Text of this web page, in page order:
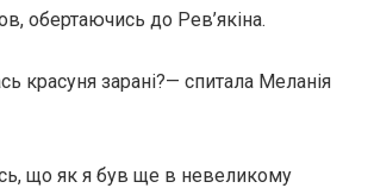
обертаючись до Рев’якіна.
красуня зарані?— спитала Меланія
що як я був ще в невеликому